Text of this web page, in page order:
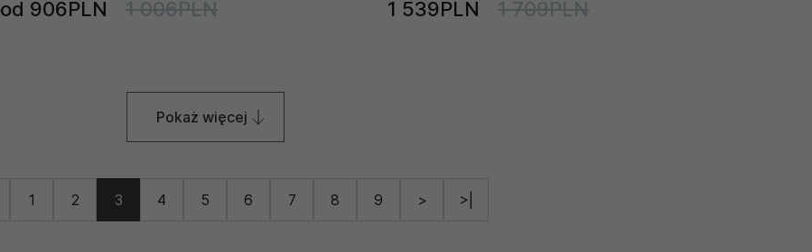
od 906PLN
1 006PLN
1 539PLN
1 709PLN
Pokaż więcej
1 2 3 4 5 6 7 8 9 > >|